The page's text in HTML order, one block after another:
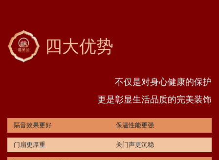
四大优势
不仅是对身心健康的保护
更是彰显生活品质的完美装饰
隔音效果更好 保温性能更强
门扇更厚重 关门声更沉稳